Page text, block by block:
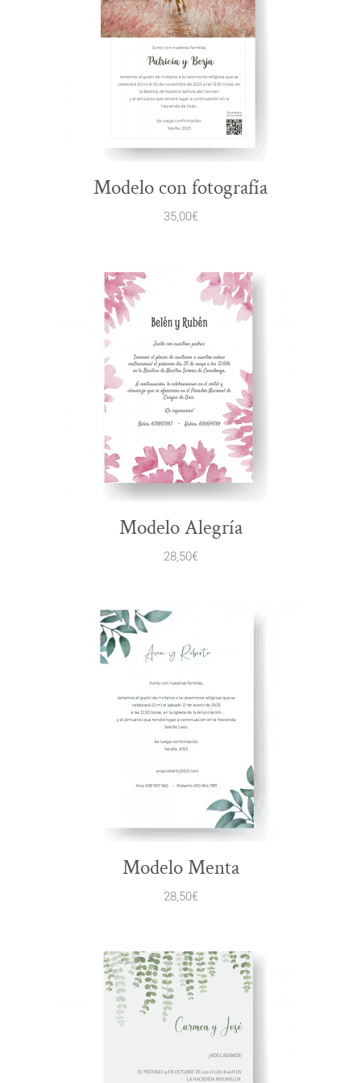
Modelo con fotografía
35,00€
Modelo Alegría
28,50€
Modelo Menta
28,50€